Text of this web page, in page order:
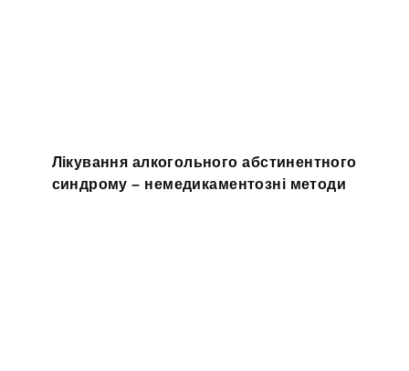
Лікування алкогольного абстинентного
синдрому – немедикаментозні методи